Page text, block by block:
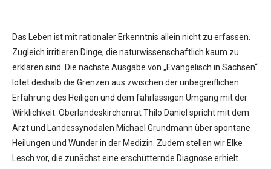
Das Leben ist mit rationaler Erkenntnis allein nicht zu erfassen.
Zugleich irritieren Dinge, die naturwissenschaftlich kaum zu
erklären sind. Die nächste Ausgabe von „Evangelisch in Sachsen“
lotet deshalb die Grenzen aus zwischen der unbegreiflichen
Erfahrung des Heiligen und dem fahrlässigen Umgang mit der
Wirklichkeit. Oberlandeskirchenrat Thilo Daniel spricht mit dem
Arzt und Landessynodalen Michael Grundmann über spontane
Heilungen und Wunder in der Medizin. Zudem stellen wir Elke
Lesch vor, die zunächst eine erschütternde Diagnose erhielt.